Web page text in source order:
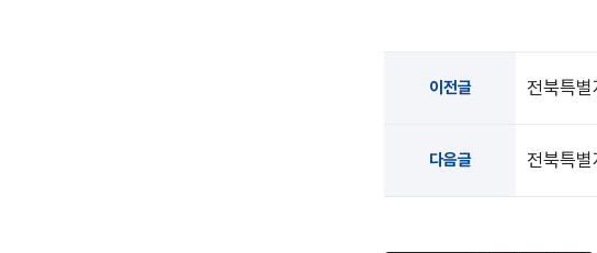
이전글 전북특
다음글 전북특